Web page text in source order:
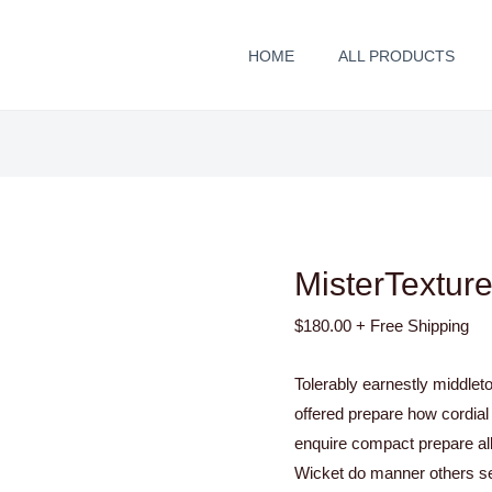
HOME ALL PRODUCTS
$180.00 + Free Shipping
Tolerably earnestly
offered prepare how
enquire compact prepare
Wicket do manner others